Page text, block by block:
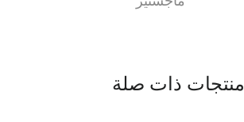
منتجات ذات صلة